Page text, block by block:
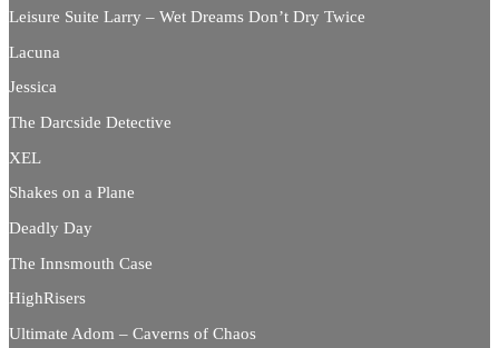
Leisure Suite Larry – Wet Dreams Don’t Dry Twice
Lacuna
Jessica
The Darcside Detective
XEL
Shakes on a Plane
Deadly Day
The Innsmouth Case
HighRisers
Ultimate Adom – Caverns of Chaos